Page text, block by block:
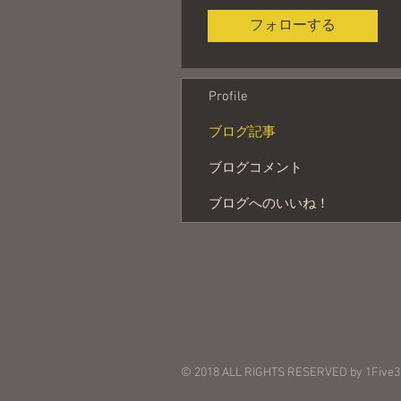
フォローする
Profile
ブログ記事
ブログコメント
ブログへのいいね！
© 2018 ALL RIGHTS RESERVED by